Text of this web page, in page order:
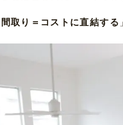
間取り＝コストに直結する